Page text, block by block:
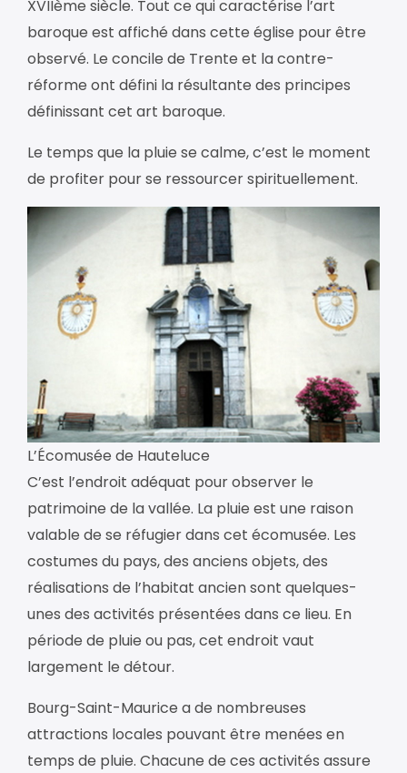
XVIIème siècle. Tout ce qui caractérise l’art
baroque est affiché dans cette église pour être
observé. Le concile de Trente et la contre-
réforme ont défini la résultante des principes
définissant cet art baroque.
Le temps que la pluie se calme, c’est le moment
de profiter pour se ressourcer spirituellement.
L’Écomusée de Hauteluce
C’est l’endroit adéquat pour observer le
patrimoine de la vallée. La pluie est une raison
valable de se réfugier dans cet écomusée. Les
costumes du pays, des anciens objets, des
réalisations de l’habitat ancien sont quelques-
unes des activités présentées dans ce lieu. En
période de pluie ou pas, cet endroit vaut
largement le détour.
Bourg-Saint-Maurice a de nombreuses
attractions locales pouvant être menées en
temps de pluie. Chacune de ces activités assure